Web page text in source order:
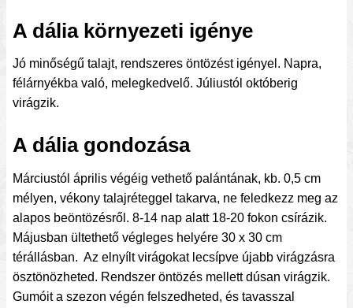
A dália környezeti igénye
Jó minőségű talajt, rendszeres öntözést igényel. Napra,
félárnyékba való, melegkedvelő. Júliustól októberig
virágzik.
A dália gondozása
Márciustól április végéig vethető palántának, kb. 0,5 cm
mélyen, vékony talajréteggel takarva, ne feledkezz meg az
alapos beöntözésről. 8-14 nap alatt 18-20 fokon csírázik.
Májusban ültethető végleges helyére 30 x 30 cm
térállásban. Az elnyílt virágokat lecsípve újabb virágzásra
ösztönözheted. Rendszer öntözés mellett dúsan virágzik.
Gumóit a szezon végén felszedheted, és tavasszal